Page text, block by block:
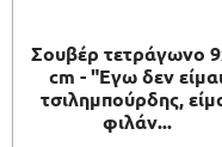
Σουβέρ τετράγωνο
cm - "Εγω δεν
τσιλημπούρδης,
φιλάν...